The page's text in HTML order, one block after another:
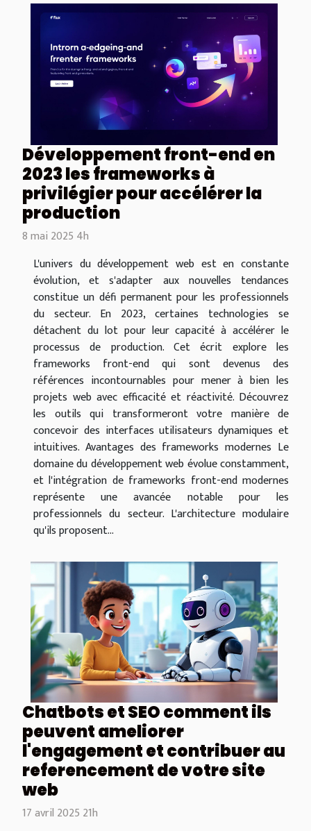
Développement front-end en
2023 les frameworks à
privilégier pour accélérer la
production
8 mai 2025 4h
L'univers du développement web est en constante
évolution, et s'adapter aux nouvelles tendances
constitue un défi permanent pour les professionnels
du secteur. En 2023, certaines technologies se
détachent du lot pour leur capacité à accélérer le
processus de production. Cet écrit explore les
frameworks front-end qui sont devenus des
références incontournables pour mener à bien les
projets web avec efficacité et réactivité. Découvrez
les outils qui transformeront votre manière de
concevoir des interfaces utilisateurs dynamiques et
intuitives. Avantages des frameworks modernes Le
domaine du développement web évolue constamment,
et l'intégration de frameworks front-end modernes
représente une avancée notable pour les
professionnels du secteur. L'architecture modulaire
qu'ils proposent...
Chatbots et SEO comment ils
peuvent ameliorer
l'engagement et contribuer au
referencement de votre site
web
17 avril 2025 21h